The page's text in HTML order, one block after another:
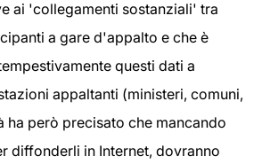
ai 'collegamenti sostanziali' tra
a gare d'appalto e che è
questi dati a
appaltanti (ministeri, comuni,
ha però precisato che mancando
diffonderli in Internet, dovranno